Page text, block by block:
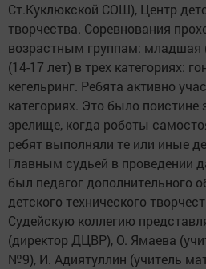
Ст.Куклюкской СОШ), Центр
творчества. Соревнования
возрастным группам: младшая
(14-17 лет) в трех категориях:
кегельринг. Ребята активно
категориях. Это было
зрелище, когда роботы
ребят выполняли те или иные
Главным судьей в проведении
был педагог дополнительного
детского технического
Судейскую коллегию
(директор ДЦВР), О. Ямаева
№9), И. Адиятуллин (учитель